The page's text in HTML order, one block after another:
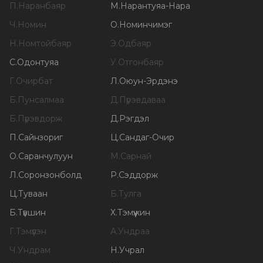
П . Наранбаяр М . Нарантуяа-Нара
Ч . Номин О. Номинчимэг
Н . Номтойбаяр Э.Одбаяр
С.Одонтуяа У.Отгонбаяр
Г.Очирбат Л .Оюун-Эрдэнэ
Б. Пунсалмаа Д. Пүрэвдаваа
Б. Пүрэвдорж Д. Рэгдэл
П .Сайнзориг Ц.Сандаг-Очир
О.Саранчулуун М .Сарнай
Л .Соронзонболд Р.Сэддорж
Ц.Туваан Б.Тулга
Б.Түвшин Х.Тэмүүжин
Г.Тэмүүлэн А.Ундраа
Ч .Ундрам Н .Учрал